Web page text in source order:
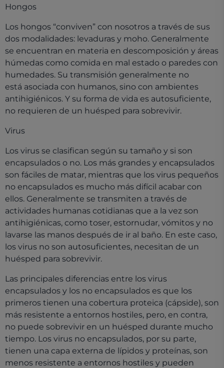
Hongos
Los hongos “conviven” con nosotros a través de sus
dos modalidades: levaduras y moho. Generalmente
se encuentran en materia en descomposición y áreas
húmedas como comida en mal estado o paredes con
humedades. Su transmisión generalmente no
está asociada con humanos, sino con ambientes
antihigiénicos. Y su forma de vida es autosuficiente,
no requieren de un huésped para sobrevivir.
Virus
Los virus se clasifican según su tamaño y si son
encapsulados o no. Los más grandes y encapsulados
son fáciles de matar, mientras que los virus pequeños
no encapsulados es mucho más difícil acabar con
ellos. Generalmente se transmiten a través de
actividades humanas cotidianas que a la vez son
antihigiénicas, como toser, estornudar, vómitos y no
lavarse las manos después de ir al baño. En este caso,
los virus no son autosuficientes, necesitan de un
huésped para sobrevivir.
Las principales diferencias entre los virus
encapsulados y los no encapsulados es que los
primeros tienen una cobertura proteica (cápside), son
más resistente a entornos hostiles, pero, en contra,
no puede sobrevivir en un huésped durante mucho
tiempo. Los virus no encapsulados, por su parte,
tienen una capa externa de lípidos y proteínas, son
menos resistente a entornos hostiles y pueden